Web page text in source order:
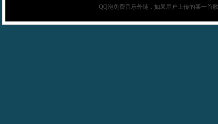
QQ泡免费音乐外链，如果用户上传的某一首